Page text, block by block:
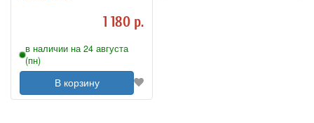
1 180 р.
в наличии на 24 августа
(пн)
В корзину